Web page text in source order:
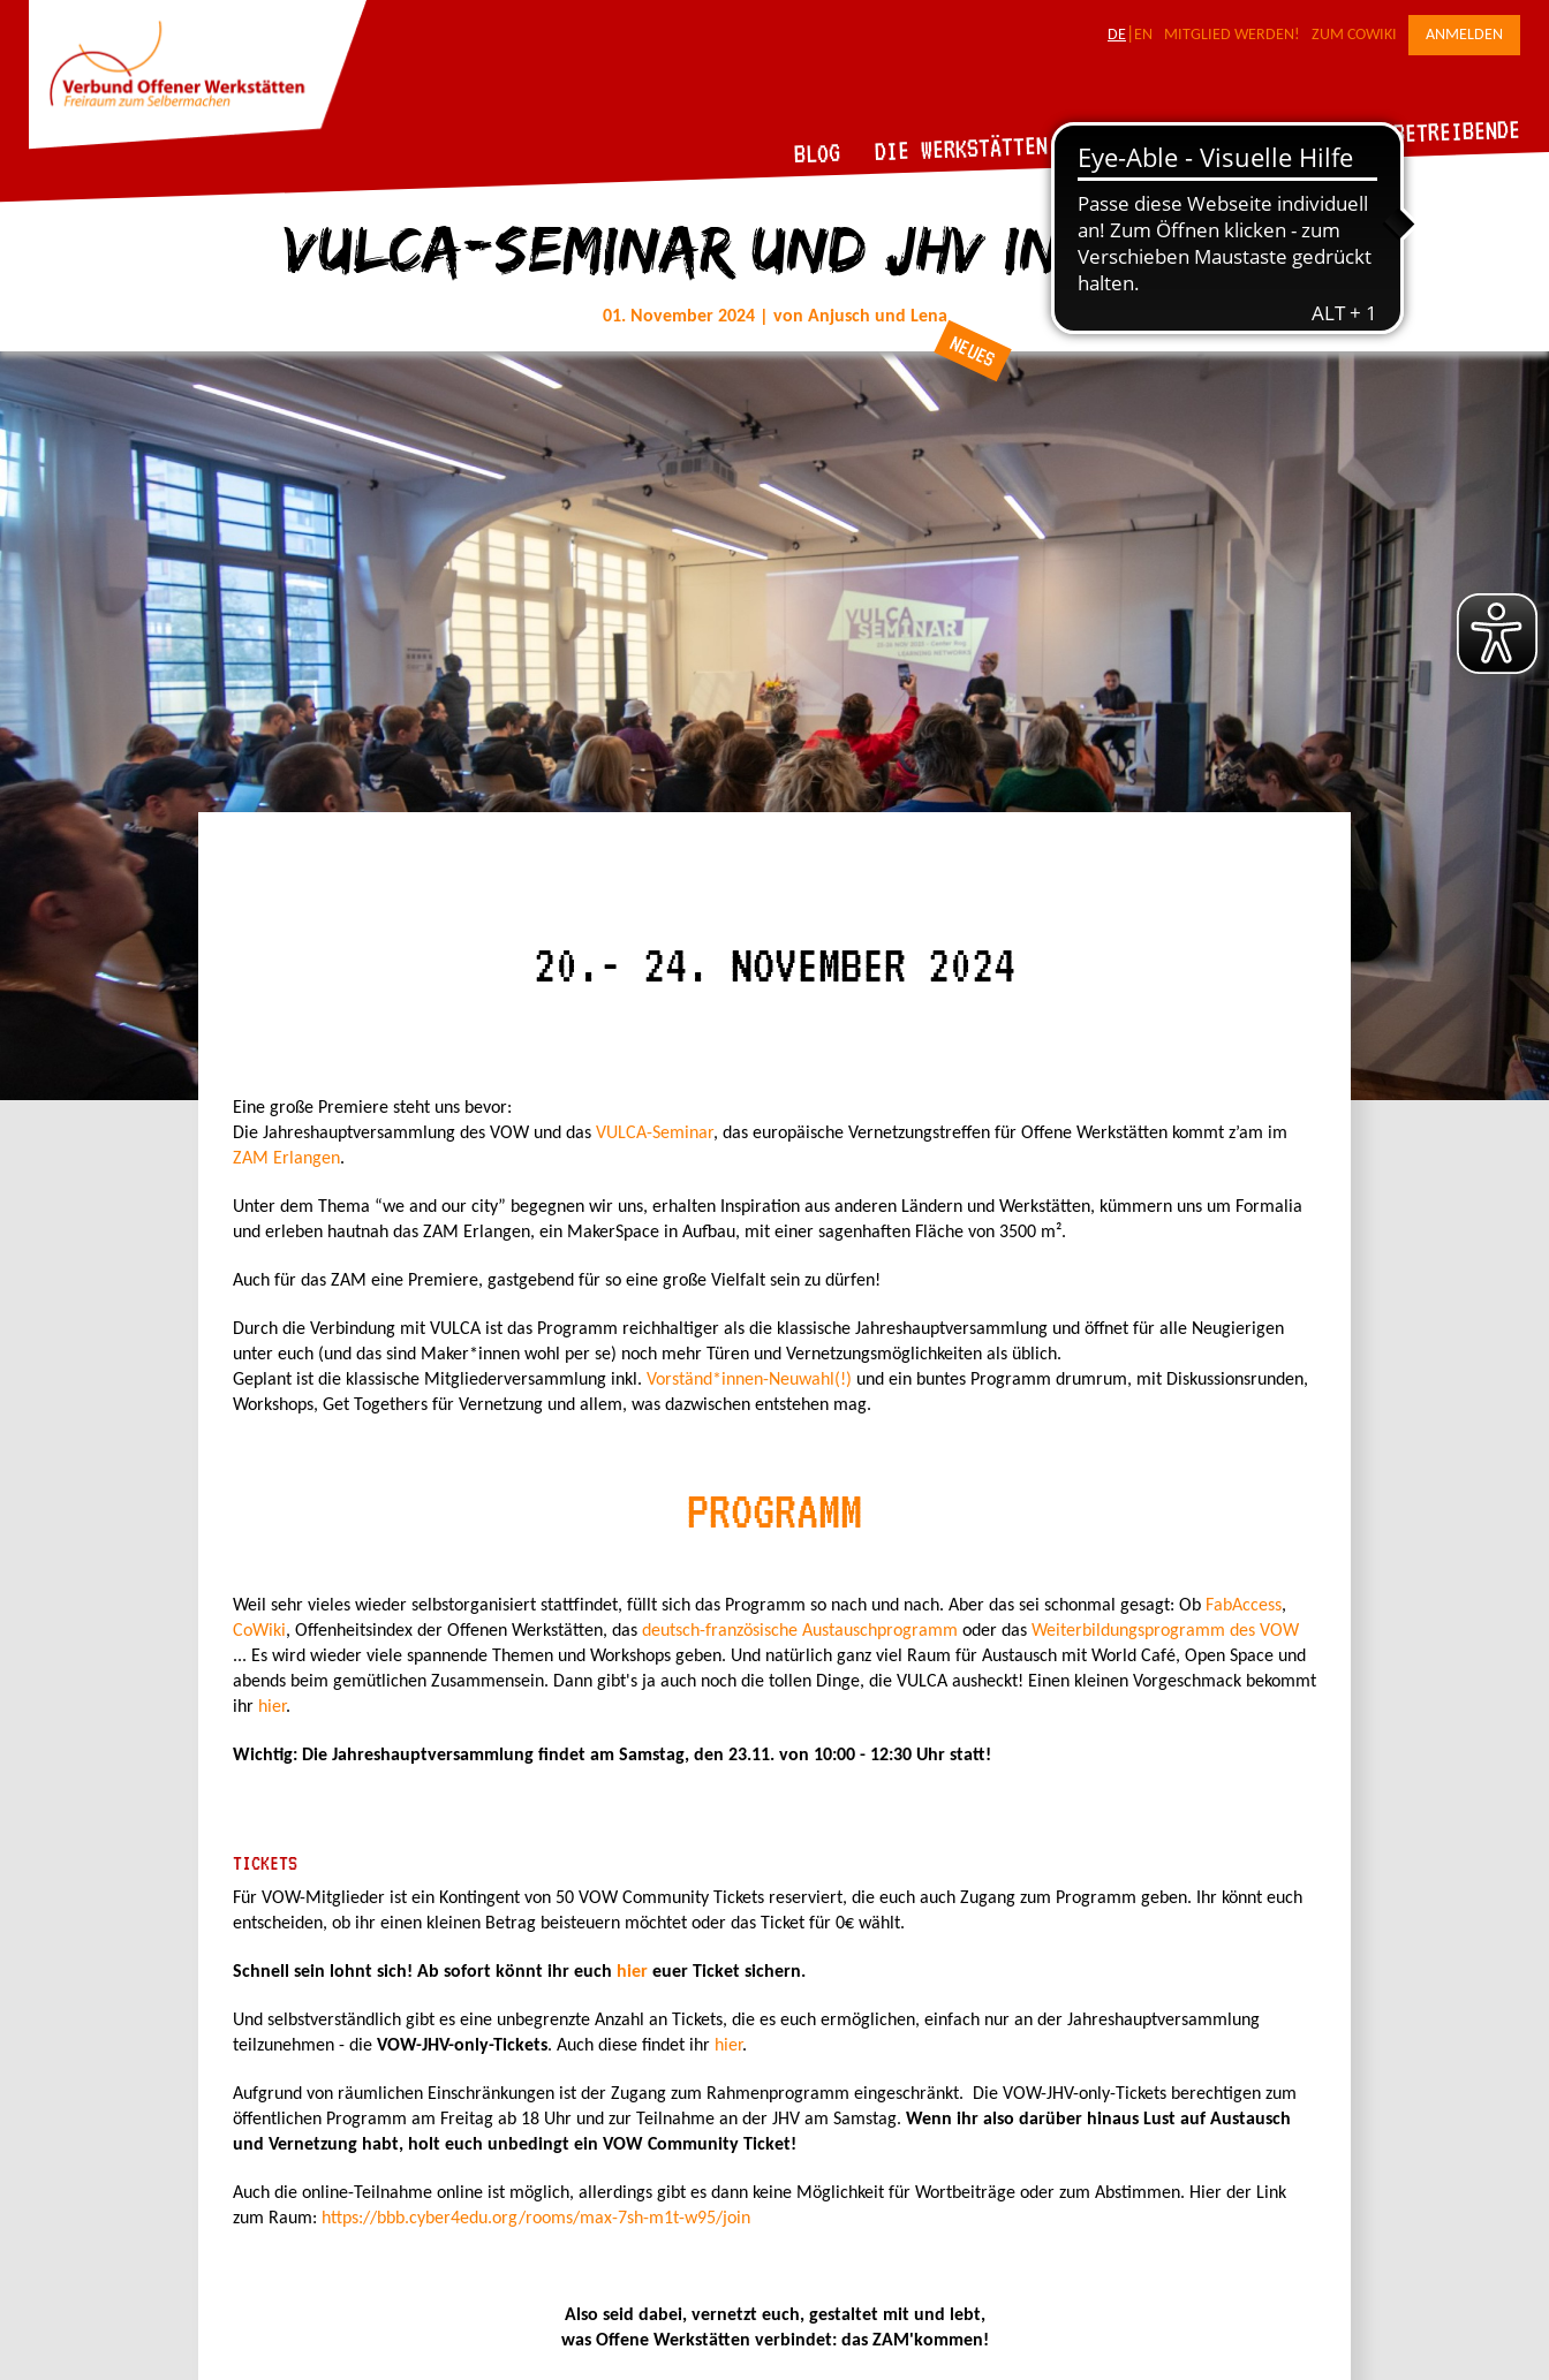
DE EN MITGLIED WERDEN! ZUM COWIKI ANMELDEN
BLOG DIE WERKSTÄTTEN DER VERBUND FÜR WERKSTATTBETREIBENDE
VULCA-Seminar und JHV in Einem!
01. November 2024 | von Anjusch und Lena
NEUES
20.- 24. NOVEMBER 2024
Eine große Premiere steht uns bevor:
Die Jahreshauptversammlung des VOW und das VULCA-Seminar, das europäische Vernetzungstreffen für Offene Werkstätten kommt z’am im
ZAM Erlangen.
Unter dem Thema “we and our city” begegnen wir uns, erhalten Inspiration aus anderen Ländern und Werkstätten, kümmern uns um Formalia
und erleben hautnah das ZAM Erlangen, ein MakerSpace in Aufbau, mit einer sagenhaften Fläche von 3500 m².
Auch für das ZAM eine Premiere, gastgebend für so eine große Vielfalt sein zu dürfen!
Durch die Verbindung mit VULCA ist das Programm reichhaltiger als die klassische Jahreshauptversammlung und öffnet für alle Neugierigen
unter euch (und das sind Maker*innen wohl per se) noch mehr Türen und Vernetzungsmöglichkeiten als üblich.
Geplant ist die klassische Mitgliederversammlung inkl. Vorständ*innen-Neuwahl(!) und ein buntes Programm drumrum, mit Diskussionsrunden,
Workshops, Get Togethers für Vernetzung und allem, was dazwischen entstehen mag.
PROGRAMM
Weil sehr vieles wieder selbstorganisiert stattfindet, füllt sich das Programm so nach und nach. Aber das sei schonmal gesagt: Ob FabAccess,
CoWiki, Offenheitsindex der Offenen Werkstätten, das deutsch-französische Austauschprogramm oder das Weiterbildungsprogramm des VOW
... Es wird wieder viele spannende Themen und Workshops geben. Und natürlich ganz viel Raum für Austausch mit World Café, Open Space und
abends beim gemütlichen Zusammensein. Dann gibt's ja auch noch die tollen Dinge, die VULCA ausheckt! Einen kleinen Vorgeschmack bekommt
ihr hier.
Wichtig: Die Jahreshauptversammlung findet am Samstag, den 23.11. von 10:00 - 12:30 Uhr statt!
TICKETS
Für VOW-Mitglieder ist ein Kontingent von 50 VOW Community Tickets reserviert, die euch auch Zugang zum Programm geben. Ihr könnt euch
entscheiden, ob ihr einen kleinen Betrag beisteuern möchtet oder das Ticket für 0€ wählt.
Schnell sein lohnt sich! Ab sofort könnt ihr euch hier euer Ticket sichern.
Und selbstverständlich gibt es eine unbegrenzte Anzahl an Tickets, die es euch ermöglichen, einfach nur an der Jahreshauptversammlung
teilzunehmen - die VOW-JHV-only-Tickets. Auch diese findet ihr hier.
Aufgrund von räumlichen Einschränkungen ist der Zugang zum Rahmenprogramm eingeschränkt. Die VOW-JHV-only-Tickets berechtigen zum
öffentlichen Programm am Freitag ab 18 Uhr und zur Teilnahme an der JHV am Samstag. Wenn ihr also darüber hinaus Lust auf Austausch
und Vernetzung habt, holt euch unbedingt ein VOW Community Ticket!
Auch die online-Teilnahme online ist möglich, allerdings gibt es dann keine Möglichkeit für Wortbeiträge oder zum Abstimmen. Hier der Link
zum Raum: https://bbb.cyber4edu.org/rooms/max-7sh-m1t-w95/join
Also seid dabei, vernetzt euch, gestaltet mit und lebt,
was Offene Werkstätten verbindet: das ZAM'kommen!